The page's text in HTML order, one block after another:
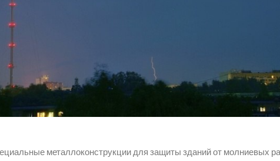
металлоконструкции для защиты зданий от молниевых